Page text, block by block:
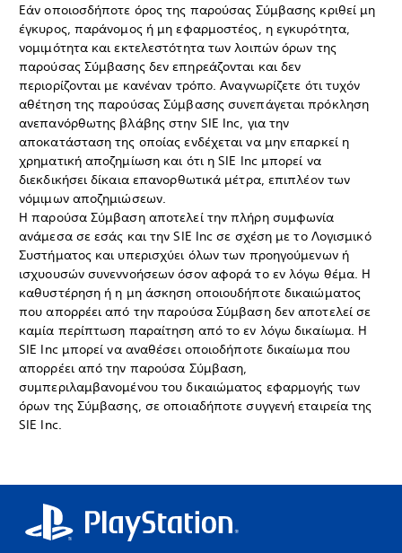
Εάν οποιοσδήποτε όρος της παρούσας Σύμβασης κριθεί μη
έγκυρος, παράνομος ή μη εφαρμοστέος, η εγκυρότητα,
νομιμότητα και εκτελεστότητα των λοιπών όρων της
παρούσας Σύμβασης δεν επηρεάζονται και δεν
περιορίζονται με κανέναν τρόπο. Αναγνωρίζετε ότι τυχόν
αθέτηση της παρούσας Σύμβασης συνεπάγεται πρόκληση
ανεπανόρθωτης βλάβης στην SIE Inc, για την
αποκατάσταση της οποίας ενδέχεται να μην επαρκεί η
χρηματική αποζημίωση και ότι η SIE Inc μπορεί να
διεκδικήσει δίκαια επανορθωτικά μέτρα, επιπλέον των
νόμιμων αποζημιώσεων.
Η παρούσα Σύμβαση αποτελεί την πλήρη συμφωνία
ανάμεσα σε εσάς και την SIE Inc σε σχέση με το Λογισμικό
Συστήματος και υπερισχύει όλων των προηγούμενων ή
ισχυουσών συνεννοήσεων όσον αφορά το εν λόγω θέμα. Η
καθυστέρηση ή η μη άσκηση οποιουδήποτε δικαιώματος
που απορρέει από την παρούσα Σύμβαση δεν αποτελεί σε
καμία περίπτωση παραίτηση από το εν λόγω δικαίωμα. Η
SIE Inc μπορεί να αναθέσει οποιοδήποτε δικαίωμα που
απορρέει από την παρούσα Σύμβαση,
συμπεριλαμβανομένου του δικαιώματος εφαρμογής των
όρων της Σύμβασης, σε οποιαδήποτε συγγενή εταιρεία της
SIE Inc.